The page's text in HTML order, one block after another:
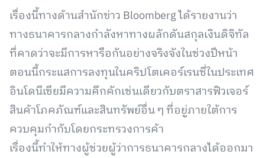
เรื่องนี้ทางด้านสำนักข่าว Bloomberg ได้รายงานว่า
ทางธนาคารกลางกำลังหาทางผลักดันสกุลเงินดิจิทัล
ที่คาดว่าจะมีการหารือกันอย่างจริงจังในช่วงปีหน้า
ตอนนี้กระแสการลงทุนในคริปโตเคอร์เรนซี่ในประเทศ
อินโดนีเซียมีความคึกคักเช่นเดียวกับตราสารฟิวเจอร์
สินค้าโภคภัณฑ์และสินทรัพย์อื่น ๆ ที่อยู่ภายใต้การ
ควบคุมกำกับโดยกระทรวงการค้า
เรื่องนี้ทำให้ทางผู้ช่วยผู้ว่าการธนาคารกลางได้ออกมา